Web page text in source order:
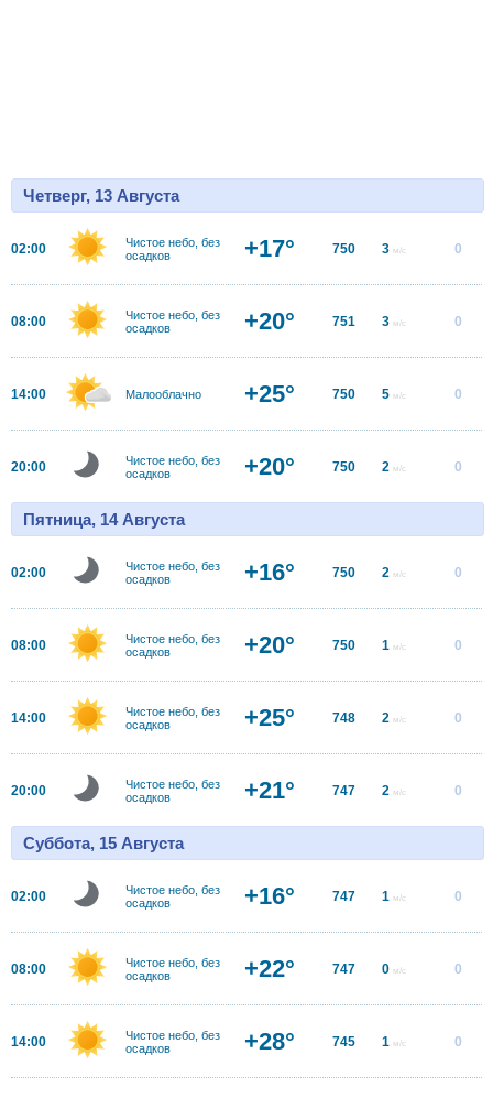
Четверг, 13 Августа
02:00
Чистое небо, без
осадков
+17° 750 3 м/с 0
08:00
Чистое небо, без
осадков
+20° 751 3 м/с 0
14:00 Малооблачно +25° 750 5 м/с 0
20:00
Чистое небо, без
осадков
+20° 750 2 м/с 0
Пятница, 14 Августа
02:00
Чистое небо, без
осадков
+16° 750 2 м/с 0
08:00
Чистое небо, без
осадков
+20° 750 1 м/с 0
14:00
Чистое небо, без
осадков
+25° 748 2 м/с 0
20:00
Чистое небо, без
осадков
+21° 747 2 м/с 0
Суббота, 15 Августа
02:00
Чистое небо, без
осадков
+16° 747 1 м/с 0
08:00
Чистое небо, без
осадков
+22° 747 0 м/с 0
14:00
Чистое небо, без
осадков
+28° 745 1 м/с 0